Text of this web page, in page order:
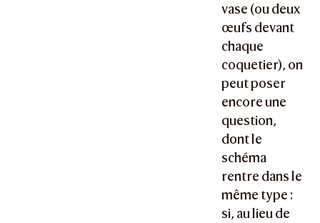
vase (ou deux
œufs devant
chaque
coquetier), on
peut poser
encore une
question,
dont le
schéma
rentre dans le
même type :
si, au lieu de